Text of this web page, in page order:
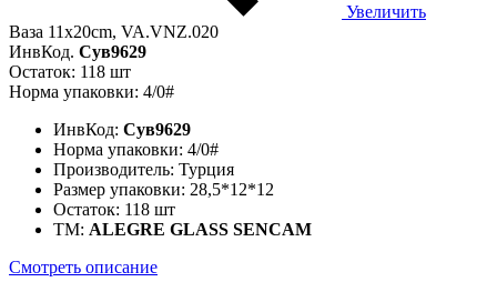
Увеличить
Ваза 11x20cm, VA.VNZ.020
ИнвКод. Сув9629
Остаток: 118 шт
Норма упаковки: 4/0#
ИнвКод: Сув9629
Норма упаковки: 4/0#
Производитель: Турция
Размер упаковки: 28,5*12*12
Остаток: 118 шт
ТМ: ALEGRE GLASS SENCAM
Смотреть описание